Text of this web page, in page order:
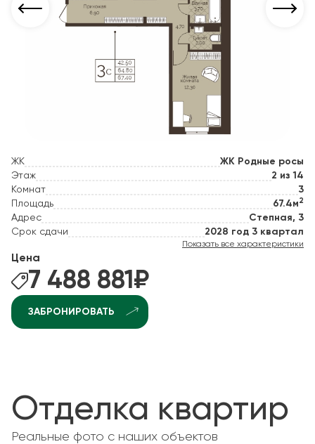
ЖК
ЖК Родные росы
Этаж
2 из 14
Комнат
3
Площадь
67.4м 2
Адрес
Степная, 3
Срок сдачи
2028 год 3 квартал
Показать все характеристики
Цена
7 488 881 ₽
ЗАБРОНИРОВАТЬ
Отделка квартир
Реальные фото с наших объектов